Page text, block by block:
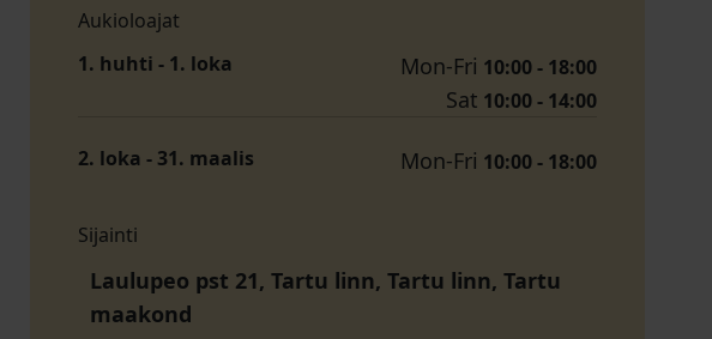
Aukioloajat
1. huhti - 1. loka
Mon-Fri 10:00 - 18:00
Sat 10:00 - 14:00
2. loka - 31. maalis Mon-Fri 10:00 - 18:00
Sijainti
Laulupeo pst 21, Tartu linn, Tartu linn, Tartu
maakond